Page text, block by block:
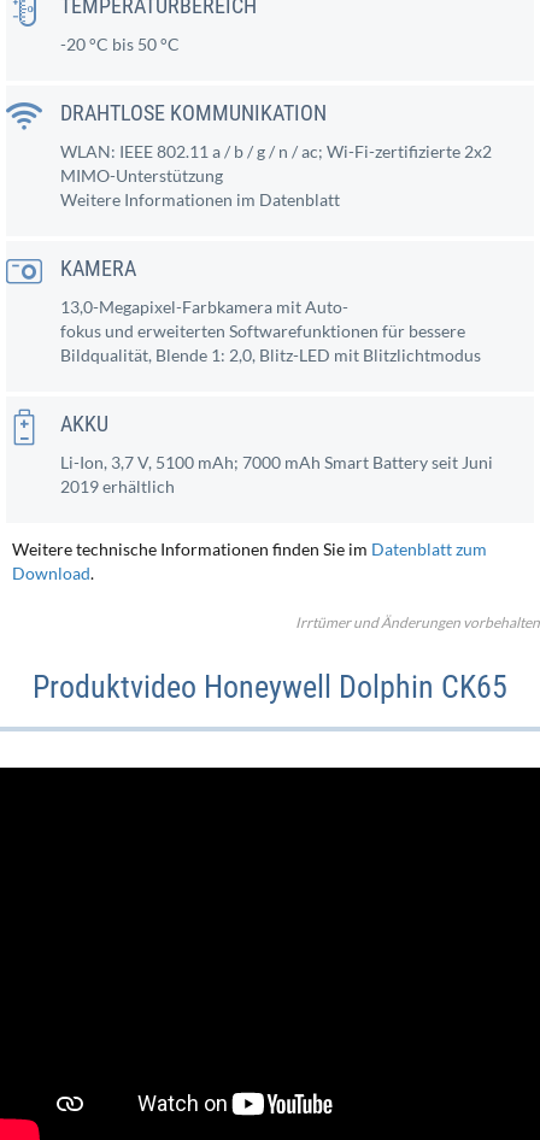
-20 °C bis 50 °C
DRAHTLOSE KOMMUNIKATION
WLAN: IEEE 802.11 a / b / g / n / ac; Wi-Fi-zertifizierte 2x2
MIMO-Unterstützung
Weitere Informationen im Datenblatt
KAMERA
13,0-Megapixel-Farbkamera mit Auto-
fokus und erweiterten Softwarefunktionen für bessere
Bildqualität, Blende 1: 2,0, Blitz-LED mit Blitzlichtmodus
AKKU
Li-Ion, 3,7 V, 5100 mAh; 7000 mAh Smart Battery seit Juni
2019 erhältlich
Weitere technische Informationen finden Sie im Datenblatt zum
Download.
Irrtümer und Änderungen vorbehalten
Produktvideo Honeywell Dolphin CK65